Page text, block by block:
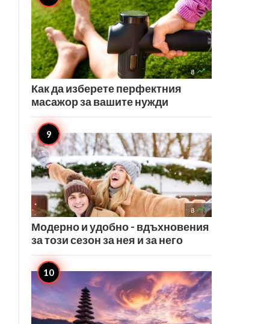
8 
Как да изберете перфектния
масажор за вашите нужди
8 
Модерно и удобно - вдъхновения
за този сезон за нея и за него